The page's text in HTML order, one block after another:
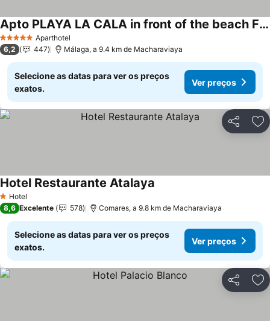
5 Estrelas Aparthotel
Apto PLAYA LA CALA in front of the beach Free parking
Ver preços
6,2 447 Málaga, a 9.4 km de Macharaviaya
Selecione as datas para ver os preços
exatos.
Ver preços
Partilhar
1 Estrelas
Hotel
Hotel Restaurante Atalaya
8,6 Excelente 578 Comares, a 9.8 km de Macharaviaya
Selecione as datas para ver os preços
exatos.
Ver preços
Partilhar